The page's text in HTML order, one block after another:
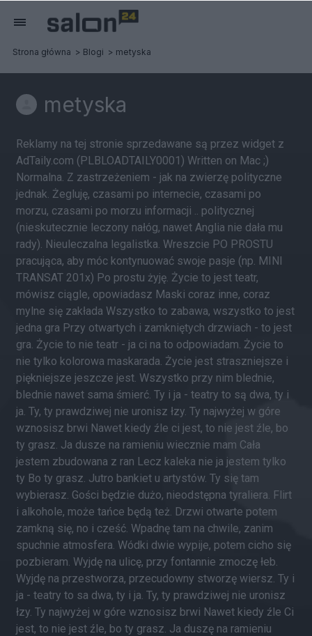
Strona główna Blogi metyska
metyska
Reklamy na tej stronie sprzedawane są przez widget z
AdTaily.com (PLBLOADTAILY0001) Written on Mac ;)
Normalna. Z zastrzeżeniem - jak na zwierzę polityczne
jednak. Żegluję, czasami po internecie, czasami po
morzu, czasami po morzu informacji .. politycznej
(nieskutecznie leczony nałóg, nawet Anglia nie dała mu
rady). Nieuleczalna legalistka. Wreszcie PO PROSTU
pracująca, aby móc kontynuować swoje pasje (np. MINI
TRANSAT 201x) Po prostu żyję. Życie to jest teatr,
mówisz ciągle, opowiadasz Maski coraz inne, coraz
mylne się zakłada Wszystko to zabawa, wszystko to jest
jedna gra Przy otwartych i zamkniętych drzwiach - to jest
gra. Życie to nie teatr - ja ci na to odpowiadam. Życie to
nie tylko kolorowa maskarada. Życie jest straszniejsze i
piękniejsze jeszcze jest. Wszystko przy nim blednie,
blednie nawet sama śmierć. Ty i ja - teatry to są dwa, ty i
ja. Ty, ty prawdziwej nie uronisz łzy. Ty najwyżej w góre
wznosisz brwi Nawet kiedy źle ci jest, to nie jest źle, bo
ty grasz. Ja dusze na ramieniu wiecznie mam Cała
jestem zbudowana z ran Lecz kaleka nie ja jestem tylko
ty Bo ty grasz. Jutro bankiet u artystów. Ty się tam
wybierasz. Gości będzie dużo, nieodstępna tyraliera. Flirt
i alkohole, może tańce będą też. Drzwi otwarte potem
zamkną się, no i cześć. Wpadnę tam na chwile, zanim
spuchnie atmosfera. Wódki dwie wypije, potem cicho się
pozbieram. Wyjdę na ulicę, przy fontannie zmoczę łeb.
Wyjdę na przestworza, przecudowny stworzę wiersz. Ty i
ja - teatry to sa dwa, ty i ja. Ty, ty prawdziwej nie uronisz
łzy. Ty najwyżej w góre wznosisz brwi Nawet kiedy źle Ci
jest, to nie jest źle, bo ty grasz. Ja duszę na ramieniu